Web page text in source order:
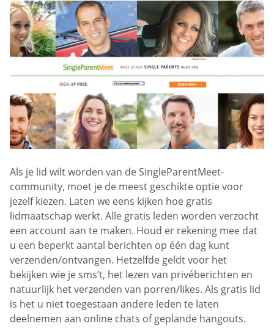
Als je lid wilt worden van de SingleParentMeet-
community, moet je de meest geschikte optie voor
jezelf kiezen. Laten we eens kijken hoe gratis
lidmaatschap werkt. Alle gratis leden worden verzocht
een account aan te maken. Houd er rekening mee dat
u een beperkt aantal berichten op één dag kunt
verzenden/ontvangen. Hetzelfde geldt voor het
bekijken wie je sms’t, het lezen van privéberichten en
natuurlijk het verzenden van porren/likes. Als gratis lid
is het u niet toegestaan andere leden te laten
deelnemen aan online chats of geplande hangouts.